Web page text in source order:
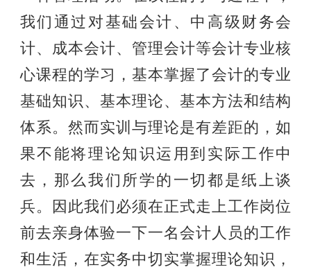
我们通过对基础会计、中高级财务会
计、成本会计、管理会计等会计专业核
心课程的学习，基本掌握了会计的专业
基础知识、基本理论、基本方法和结构
体系。然而实训与理论是有差距的，如
果不能将理论知识运用到实际工作中
去，那么我们所学的一切都是纸上谈
兵。因此我们必须在正式走上工作岗位
前去亲身体验一下一名会计人员的工作
和生活，在实务中切实掌握理论知识，